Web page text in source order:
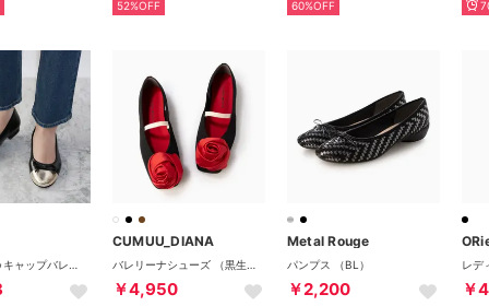
52%OFF 60%OFF
CUMUU_DIANA
￥4,950
Metal Rouge
パンプス （BL）
￥2,200 ￥